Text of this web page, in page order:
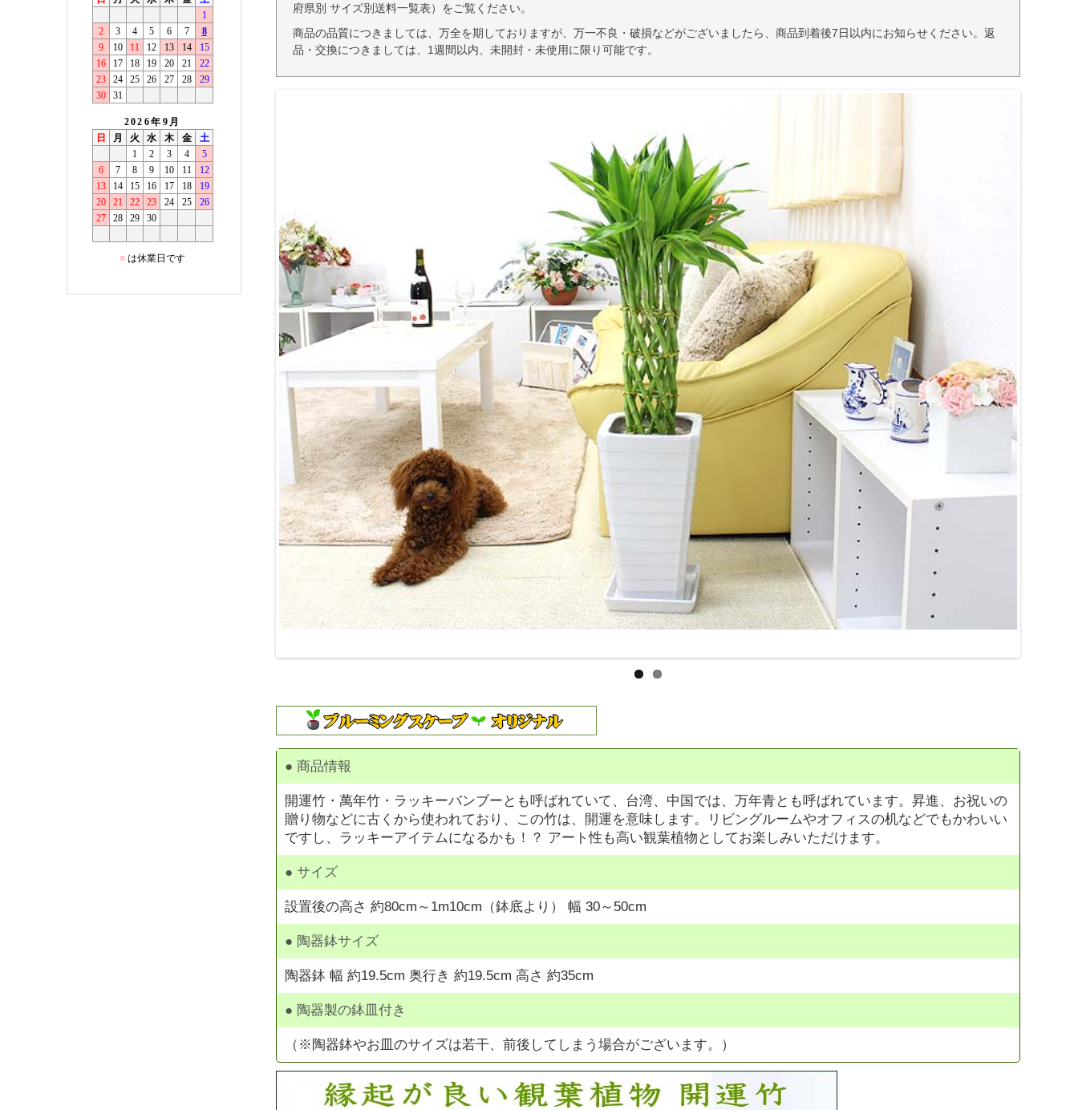
府県別 サイズ別送料一覧表）をご覧ください。
商品の品質につきましては、万全を期しておりますが、万一不良・破損などがございましたら、商品到着後7日以内にお知らせください。返
品・交換につきましては、1週間以内、未開封・未使用に限り可能です。
● 商品情報
開運竹・萬年竹・ラッキーバンブーとも呼ばれていて、台湾、中国では、万年青とも呼ばれています。昇進、お祝いの
贈り物などに古くから使われており、この竹は、開運を意味します。リビングルームやオフィスの机などでもかわいい
ですし、ラッキーアイテムになるかも！？ アート性も高い観葉植物としてお楽しみいただけます。
● サイズ
設置後の高さ 約80cm～1m10cm（鉢底より） 幅 30～50cm
● 陶器鉢サイズ
陶器鉢 幅 約19.5cm 奥行き 約19.5cm 高さ 約35cm
● 陶器製の鉢皿付き
（※陶器鉢やお皿のサイズは若干、前後してしまう場合がございます。）